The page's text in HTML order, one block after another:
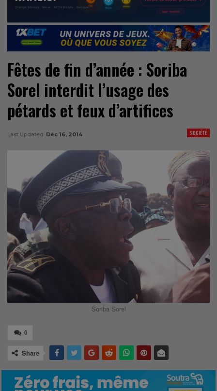
Fêtes de fin d’année : Soriba
Sorel interdit l’usage des
pétards et feux d’artifices
SOCIÉTÉ
Last Updated Déc 16, 2014
Soriba Sorel
0
Share